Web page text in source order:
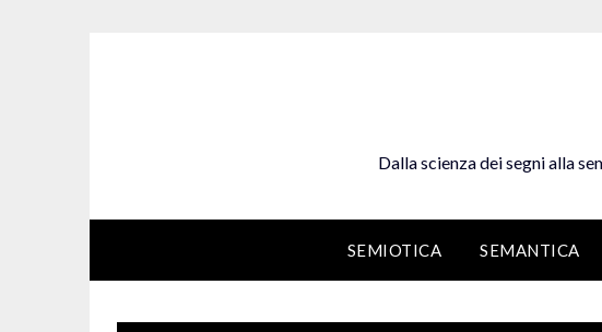
Dalla scienza dei segni alla
SEMIOTICA SEMANTICA